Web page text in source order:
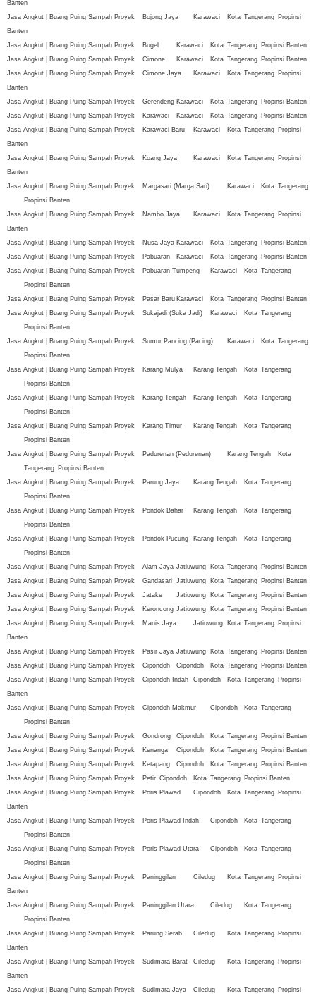
Banten
Jasa Angkut | Buang Puing Sampah Proyek
Bojong Jaya Karawaci Kota Tangerang Propinsi
Banten
Jasa Angkut | Buang Puing Sampah Proyek
Bugel Karawaci Kota Tangerang Propinsi Banten
Jasa Angkut | Buang Puing Sampah Proyek
Cimone Karawaci Kota Tangerang Propinsi Banten
Jasa Angkut | Buang Puing Sampah Proyek
Cimone Jaya Karawaci Kota Tangerang Propinsi
Banten
Jasa Angkut | Buang Puing Sampah Proyek
Gerendeng Karawaci Kota Tangerang Propinsi Banten
Jasa Angkut | Buang Puing Sampah Proyek
Karawaci Karawaci Kota Tangerang Propinsi Banten
Jasa Angkut | Buang Puing Sampah Proyek
Karawaci Baru Karawaci Kota Tangerang Propinsi
Banten
Jasa Angkut | Buang Puing Sampah Proyek
Koang Jaya Karawaci Kota Tangerang Propinsi
Banten
Jasa Angkut | Buang Puing Sampah Proyek
Margasari (Marga Sari) Karawaci Kota Tangerang
Propinsi Banten
Jasa Angkut | Buang Puing Sampah Proyek
Nambo Jaya Karawaci Kota Tangerang Propinsi
Banten
Jasa Angkut | Buang Puing Sampah Proyek
Nusa Jaya Karawaci Kota Tangerang Propinsi Banten
Jasa Angkut | Buang Puing Sampah Proyek
Pabuaran Karawaci Kota Tangerang Propinsi Banten
Jasa Angkut | Buang Puing Sampah Proyek
Pabuaran Tumpeng Karawaci Kota Tangerang
Propinsi Banten
Jasa Angkut | Buang Puing Sampah Proyek
Pasar Baru Karawaci Kota Tangerang Propinsi Banten
Jasa Angkut | Buang Puing Sampah Proyek
Sukajadi (Suka Jadi) Karawaci Kota Tangerang
Propinsi Banten
Jasa Angkut | Buang Puing Sampah Proyek
Sumur Pancing (Pacing) Karawaci Kota Tangerang
Propinsi Banten
Jasa Angkut | Buang Puing Sampah Proyek
Karang Mulya Karang Tengah Kota Tangerang
Propinsi Banten
Jasa Angkut | Buang Puing Sampah Proyek
Karang Tengah Karang Tengah Kota Tangerang
Propinsi Banten
Jasa Angkut | Buang Puing Sampah Proyek
Karang Timur Karang Tengah Kota Tangerang
Propinsi Banten
Jasa Angkut | Buang Puing Sampah Proyek
Padurenan (Pedurenan) Karang Tengah
Kota
Tangerang Propinsi Banten
Jasa Angkut | Buang Puing Sampah Proyek
Parung Jaya Karang Tengah Kota Tangerang
Propinsi Banten
Jasa Angkut | Buang Puing Sampah Proyek
Pondok Bahar Karang Tengah Kota Tangerang
Propinsi Banten
Jasa Angkut | Buang Puing Sampah Proyek
Pondok Pucung Karang Tengah Kota Tangerang
Propinsi Banten
Jasa Angkut | Buang Puing Sampah Proyek
Alam Jaya Jatiuwung Kota Tangerang Propinsi Banten
Jasa Angkut | Buang Puing Sampah Proyek
Gandasari Jatiuwung Kota Tangerang Propinsi Banten
Jasa Angkut | Buang Puing Sampah Proyek
Jatake Jatiuwung Kota Tangerang Propinsi Banten
Jasa Angkut | Buang Puing Sampah Proyek
Keroncong Jatiuwung Kota Tangerang Propinsi Banten
Jasa Angkut | Buang Puing Sampah Proyek
Manis Jaya Jatiuwung Kota Tangerang Propinsi
Banten
Jasa Angkut | Buang Puing Sampah Proyek
Pasir Jaya Jatiuwung Kota Tangerang Propinsi Banten
Jasa Angkut | Buang Puing Sampah Proyek
Cipondoh Cipondoh Kota Tangerang Propinsi Banten
Jasa Angkut | Buang Puing Sampah Proyek
Cipondoh Indah Cipondoh Kota Tangerang Propinsi
Banten
Jasa Angkut | Buang Puing Sampah Proyek
Cipondoh Makmur Cipondoh Kota Tangerang
Propinsi Banten
Jasa Angkut | Buang Puing Sampah Proyek
Gondrong Cipondoh Kota Tangerang Propinsi Banten
Jasa Angkut | Buang Puing Sampah Proyek
Kenanga Cipondoh Kota Tangerang Propinsi Banten
Jasa Angkut | Buang Puing Sampah Proyek
Ketapang Cipondoh Kota Tangerang Propinsi Banten
Jasa Angkut | Buang Puing Sampah Proyek
Petir Cipondoh Kota Tangerang Propinsi Banten
Jasa Angkut | Buang Puing Sampah Proyek
Poris Plawad Cipondoh Kota Tangerang Propinsi
Banten
Jasa Angkut | Buang Puing Sampah Proyek
Poris Plawad Indah Cipondoh Kota Tangerang
Propinsi Banten
Jasa Angkut | Buang Puing Sampah Proyek
Poris Plawad Utara Cipondoh Kota Tangerang
Propinsi Banten
Jasa Angkut | Buang Puing Sampah Proyek
Paninggilan Ciledug Kota Tangerang Propinsi
Banten
Jasa Angkut | Buang Puing Sampah Proyek
Paninggilan Utara Ciledug Kota Tangerang
Propinsi Banten
Jasa Angkut | Buang Puing Sampah Proyek
Parung Serab Ciledug Kota Tangerang Propinsi
Banten
Jasa Angkut | Buang Puing Sampah Proyek
Sudimara Barat Ciledug Kota Tangerang Propinsi
Banten
Jasa Angkut | Buang Puing Sampah Proyek
Sudimara Jaya Ciledug Kota Tangerang Propinsi